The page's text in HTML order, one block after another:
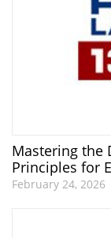
Mastering the
Principles for
February 24, 2026